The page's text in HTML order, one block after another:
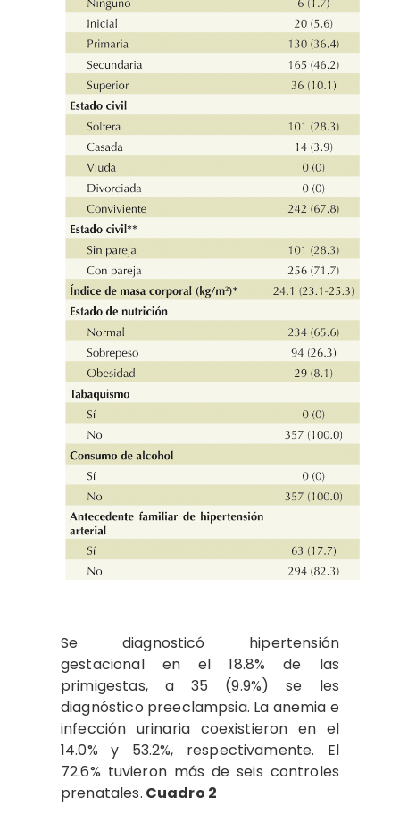
Se diagnosticó hipertensión
gestacional en el 18.8% de las
primigestas, a 35 (9.9%) se les
diagnóstico preeclampsia. La anemia e
infección urinaria coexistieron en el
14.0% y 53.2%, respectivamente. El
72.6% tuvieron más de seis controles
prenatales. Cuadro 2